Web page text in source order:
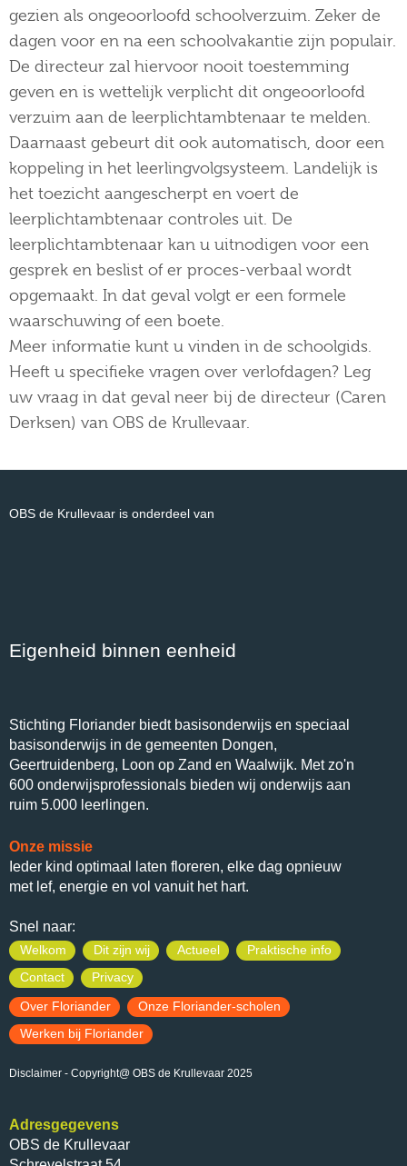
gezien als ongeoorloofd schoolverzuim. Zeker de
dagen voor en na een schoolvakantie zijn populair.
De directeur zal hiervoor nooit toestemming
geven en is wettelijk verplicht dit ongeoorloofd
verzuim aan de leerplichtambtenaar te melden.
Daarnaast gebeurt dit ook automatisch, door een
koppeling in het leerlingvolgsysteem. Landelijk is
het toezicht aangescherpt en voert de
leerplichtambtenaar controles uit. De
leerplichtambtenaar kan u uitnodigen voor een
gesprek en beslist of er proces-verbaal wordt
opgemaakt. In dat geval volgt er een formele
waarschuwing of een boete.
Meer informatie kunt u vinden in de schoolgids.
Heeft u specifieke vragen over verlofdagen? Leg
uw vraag in dat geval neer bij de directeur (Caren
Derksen) van OBS de Krullevaar.
OBS de Krullevaar is onderdeel van
Eigenheid binnen eenheid
Stichting Floriander biedt basisonderwijs en speciaal
basisonderwijs in de gemeenten Dongen,
Geertruidenberg, Loon op Zand en Waalwijk. Met zo'n
600 onderwijsprofessionals bieden wij onderwijs aan
ruim 5.000 leerlingen.
Onze missie
Ieder kind optimaal laten floreren, elke dag opnieuw
met lef, energie en vol vanuit het hart.
Snel naar:
Welkom Dit zijn wij Actueel
Praktische info
Contact
Privacy
Over Floriander
Onze Floriander-scholen
Werken bij Floriander
Disclaimer - Copyright@ OBS de Krullevaar 2025
Adresgegevens
OBS de Krullevaar